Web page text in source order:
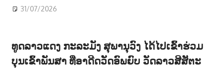
31/07/2026
ທູດລາວແດງ ກະລະມັງ ສຸພານຸວົງ ໄດ້ໄປເຂົ້າຮ່ວມ
ບຸນເຂົ້າພັນສາ ທີ່ອາດີດວັດອົພຍົບ ວັດລາວສີສັຕະ